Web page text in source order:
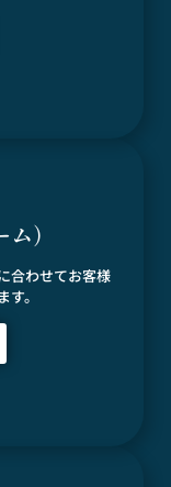
）
合わせてお客様
。